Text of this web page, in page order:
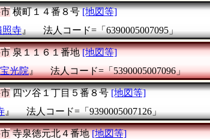
横町１４番８号 [地図等]
照寺 』 法人コード=「6390005007095」
泉１１６１番地 [地図等]
宝光院』 法人コード=「5390005007096」
四ツ谷１丁目５番８号 [地図等]
』 法人コード=「9390005007126」
寺泉徳元北４番地 [地図等]